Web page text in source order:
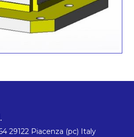
29122 Piacenza (pc) Italy